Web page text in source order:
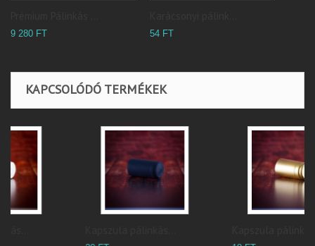
9 280 FT 54 FT
KAPCSOLÓDÓ TERMÉKEK